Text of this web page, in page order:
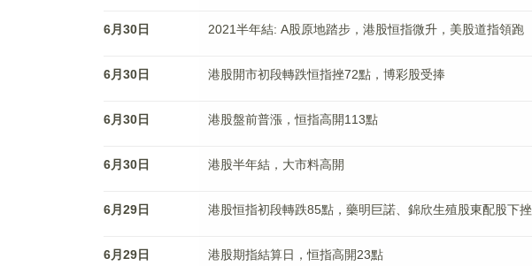
6月30日 2021半年結: A股原地踏步，港股恒指微升，美股道指領跑
6月30日 港股開市初段轉跌恒指挫72點，博彩股受捧
6月30日 港股盤前普漲，恒指高開113點
6月30日 港股半年結，大市料高開
6月29日 港股恒指初段轉跌85點，藥明巨諾、錦欣生殖股東配股下挫
6月29日 港股期指結算日，恒指高開23點